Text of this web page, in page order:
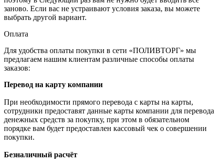
заново. Если вас не устраивают условия заказа, вы можете
выбрать другой вариант.
Оплата
Для удобства оплаты покупки в сети «ПОЛИВТОРГ» мы
предлагаем нашим клиентам различные способы оплаты
заказов:
Перевод на карту компании
При необходимости прямого перевода с карты на карты,
сотрудники предоставят данные карты компании для перевода
денежных средств за покупку, при этом в обязательном
порядке вам будет предоставлен кассовый чек о совершении
покупки.
Безналичный расчёт